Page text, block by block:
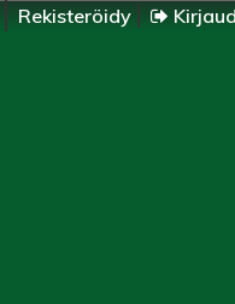
Rekisteröidy